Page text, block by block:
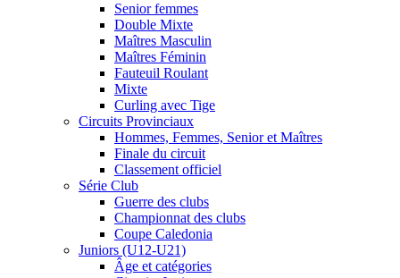
Senior femmes
Double Mixte
Maîtres Masculin
Maîtres Féminin
Fauteuil Roulant
Mixte
Curling avec Tige
Circuits Provinciaux
Hommes, Femmes, Senior et Maîtres
Finale du circuit
Classement officiel
Série Club
Guerre des clubs
Championnat des clubs
Coupe Caledonia
Juniors (U12-U21)
Âge et catégories